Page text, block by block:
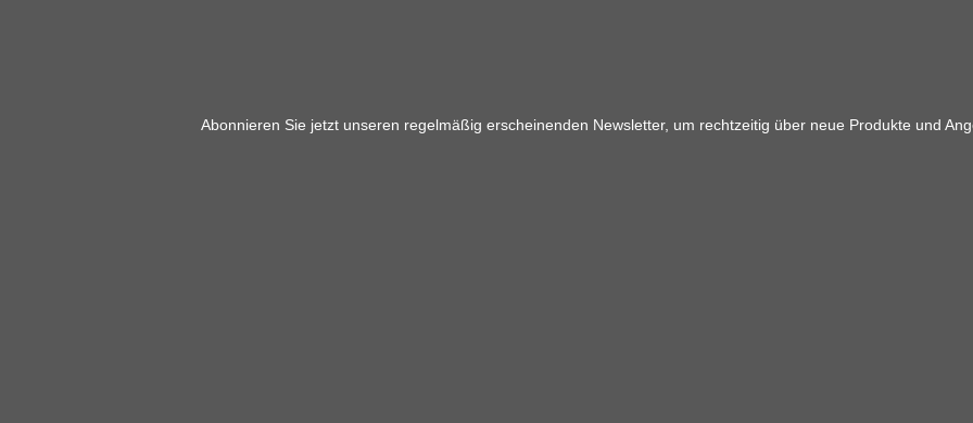
Abonnieren Sie jetzt unseren regelmäßig erscheinenden Newsletter, um rechtzeitig über neue Produkte und